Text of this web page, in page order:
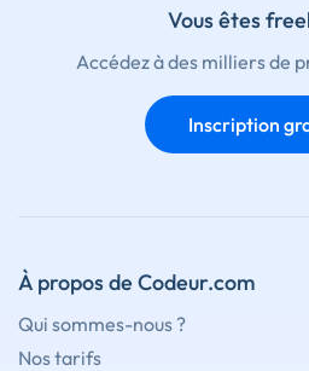
Vous êtes
Accédez à des milliers de
Inscription
À propos de Codeur.com
Qui sommes-nous ?
Nos tarifs